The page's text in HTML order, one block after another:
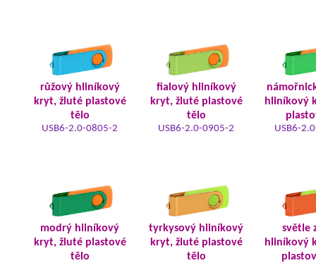
růžový hliníkový
kryt, žluté plastové
tělo
USB6-2.0-0805-2
fialový hliníkový
kryt, žluté plastové
tělo
USB6-2.0-0905-2
hliníkový
USB6-
modrý hliníkový
kryt, žluté plastové
tělo
tyrkysový hliníkový
kryt, žluté plastové
tělo
světle
hliníkový